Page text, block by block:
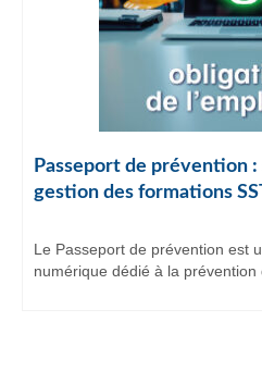
Passeport de prévention
gestion des formations
Le Passeport de prévention est
numérique dédié à la prévention